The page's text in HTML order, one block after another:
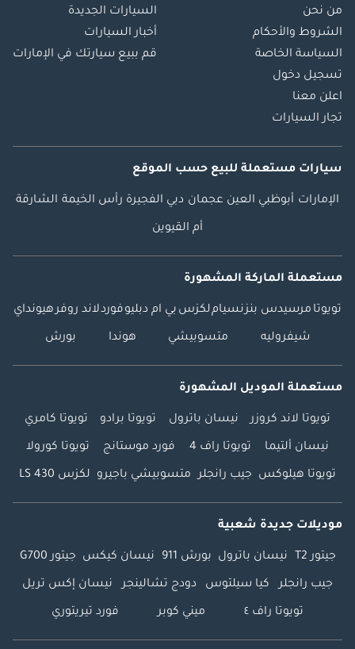
من نحن
الشروط والأحكام
السياسة الخاصة
تسجيل دخول
اعلن معنا
تجار السيارات
السيارات الجديدة
أخبار السيارات
قم ببيع سيارتك في الإمارات
سيارات مستعملة للبيع حسب الموقع
الإمارات أبوظبي العين عجمان دبي الفجيرة رأس الخيمة الشارقة
أم القيوين
مستعملة الماركة المشهورة
تويوتا مرسيدس بنزنسياملكزس بي ام دبليوفوردلاند روفرهيونداي
شيفروليه متسوبيشي هوندا بورش
مستعملة الموديل المشهورة
تويوتا لاند كروزر نيسان باترول تويوتا برادو تويوتا كامري
نيسان ألتيما تويوتا راف 4 فورد موستانج تويوتا كورولا
تويوتا هيلوكس جيب رانجلر متسوبيشي باجيرو لكزس LS 430
موديلات جديدة شعبية
جيتور T2 نيسان باترول بورش 911 نيسان كيكس جيتور G700
جيب رانجلر كيا سيلتوس دودج تشالينجر نيسان إكس تريل
تويوتا راف ٤ ميني كوبر فورد تيريتوري